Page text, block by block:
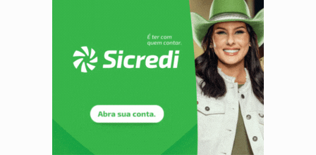
Brasil e Rússia discutem energia nuclear, defesa e
Colisão entre caminhão e carro deixa quatro mortos e um em
ENCONTRO:Amazônia Negra ganha projeção nacional com participação de
Porto Velho tem chances de chuvas isoladas nesta
SINDICATOS UNIDOS: Assembleia Geral delibera greve da educação
PROCESSO SELETIVO: Rondoniaovivo abre oficina de Comunicação com